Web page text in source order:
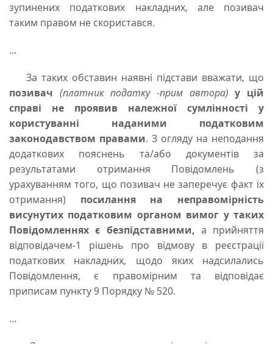
зупинених податкових накладних, але позивач
таким правом не скористався.
...
За таких обставин наявні підстави вважати, що
позивач (платник податку -прим автора) у цій
справі не проявив належної сумлінності у
користуванні наданими податковим
законодавством правами. З огляду на неподання
додаткових пояснень та/або документів за
результатами отримання Повідомлень (з
урахуванням того, що позивач не заперечує факт їх
отримання) посилання на неправомірність
висунутих податковим органом вимог у таких
Повідомленнях є безпідставними, а прийняття
відповідачем-1 рішень про відмову в реєстрації
податкових накладних, щодо яких надсилались
Повідомлення, є правомірним та відповідає
приписам пункту 9 Порядку № 520.
...